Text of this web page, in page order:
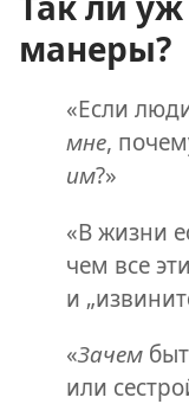
манеры?
«Если
мне,
им?»
«В жизни
чем все
и
«Зачем
или